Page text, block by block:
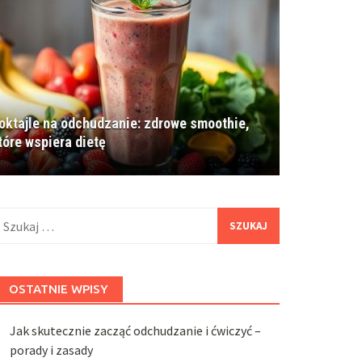
na odchudzanie: zdrowe smoothie,
wspiera dietę
OSTATNIE WPISY
Jak skutecznie zacząć odchudzanie i ćwiczyć –
porady i zasady